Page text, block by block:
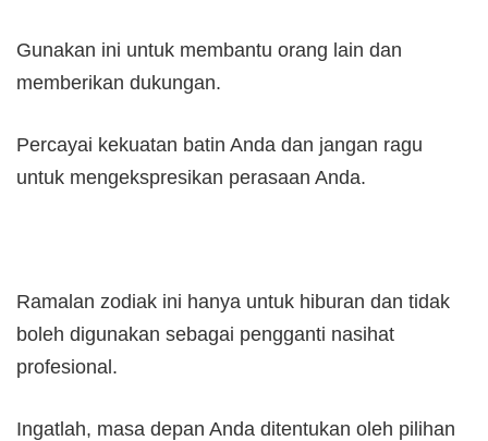
Gunakan ini untuk membantu orang lain dan
memberikan dukungan.
Percayai kekuatan batin Anda dan jangan ragu
untuk mengekspresikan perasaan Anda.
Ramalan zodiak ini hanya untuk hiburan dan tidak
boleh digunakan sebagai pengganti nasihat
profesional.
Ingatlah, masa depan Anda ditentukan oleh pilihan